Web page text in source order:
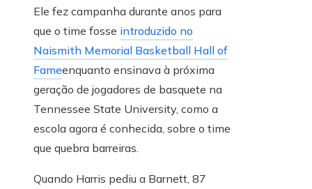
Ele fez campanha durante anos para
que o time fosse introduzido no
Naismith Memorial Basketball Hall of
Fameenquanto ensinava à próxima
geração de jogadores de basquete na
Tennessee State University, como a
escola agora é conhecida, sobre o time
que quebra barreiras.
Quando Harris pediu a Barnett, 87